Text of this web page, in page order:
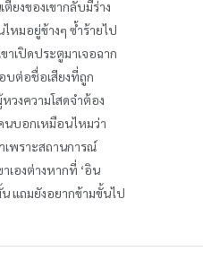
ยงของเขากลับมีร่าง
หมอยู่ข้างๆ ซ้ำร้ายไป
าเปิดประตูมาเจอฉาก
ต่อชื่อเสียงที่ถูก
วงความโสดจำต้อง
บอกเหมือนไหมว่า
พราะสถานการณ์
เองต่างหากที่ ‘อิน
แถมยังอยากข้ามขั้นไป